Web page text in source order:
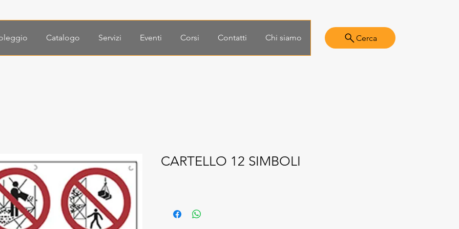
Catalogo Servizi Eventi Corsi Contatti Chi siamo Cerca
CARTELLO 12 SIMBOLI